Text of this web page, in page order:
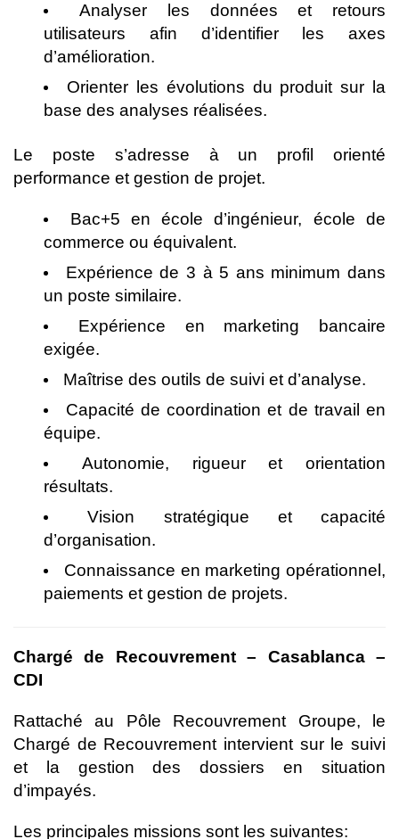
Analyser les données et retours
utilisateurs afin d’identifier les axes
d’amélioration.
Orienter les évolutions du produit sur la
base des analyses réalisées.
Le poste s’adresse à un profil orienté
performance et gestion de projet.
Bac+5 en école d’ingénieur, école de
commerce ou équivalent.
Expérience de 3 à 5 ans minimum dans
un poste similaire.
Expérience en marketing bancaire
exigée.
Maîtrise des outils de suivi et d’analyse.
Capacité de coordination et de travail en
équipe.
Autonomie, rigueur et orientation
résultats.
Vision stratégique et capacité
d’organisation.
Connaissance en marketing opérationnel,
paiements et gestion de projets.
Chargé de Recouvrement – Casablanca –
CDI
Rattaché au Pôle Recouvrement Groupe, le
Chargé de Recouvrement intervient sur le suivi
et la gestion des dossiers en situation
d’impayés.
Les principales missions sont les suivantes: